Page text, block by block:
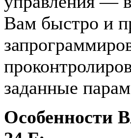
Вам быстро и
заданные
Особенности